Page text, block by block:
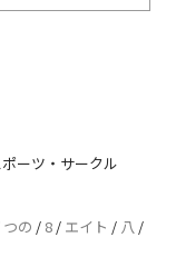
ーツ・サークル
つの / 8 / エイト / 八 /